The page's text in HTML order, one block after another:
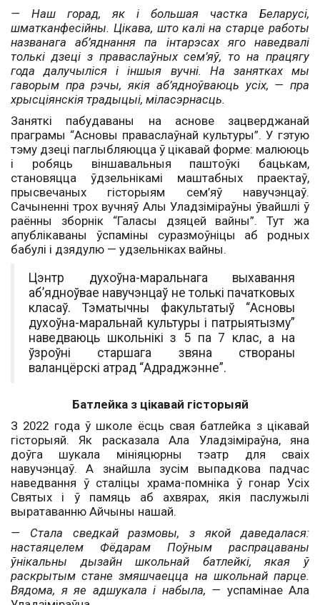
— Наш горад, як і большая частка Беларусі,
шматканфесійны. Цікава, што калі на старце работы
названага аб’яднання па інтарэсах яго наведвалі
толькі дзеці з праваслаўных сем’яў, то на працягу
года далучыліся і іншыя вучні. На занятках мы
гаворым пра рэчы, якія аб’ядноўваюць усіх, — пра
хрысціянскія традыцыі, міласэрнасць.
Заняткі пабудаваны на аснове зацверджанай
праграмы “Асновы праваслаўнай культуры”. У гэтую
тэму дзеці паглыбляюцца ў цікавай форме: малююць
і робяць віншавальныя паштоўкі бацькам,
становяцца ўдзельнікамі маштабных праектаў,
прысвечаных гісторыям сем’яў навучэнцаў.
Сачыненні трох вучняў Алы Ула­дзіміраўны ўвайшлі ў
раённы зборнік “Галасы дзяцей вайны”. Тут жа
апублікаваны ўспаміны суразмоўніцы аб родных
бабулі і дзядулю — удзельніках вайны.
Цэнтр духоўна-маральнага выхавання
аб’ядноўвае навучэнцаў не толькі пачатковых
класаў. Тэматычны факультатыў “Асновы
духоўна-маральнай культуры і патрыятызму”
наведваюць школьнікі з 5 па 7 клас, а на
ўзроўні старшага звяна створаны
валанцёрскі атрад “Адраджэнне”.
Батлейка з цікавай гісторыяй
З 2022 года ў школе ёсць свая батлейка з цікавай
гісторыяй. Як расказала Ала Уладзіміраўна, яна
доўга шукала мініяцюрны тэатр для сваіх
навучэнцаў. А знайшла зусім выпадкова падчас
наведвання ў сталіцы храма-помніка ў гонар Усіх
Святых і ў памяць аб ахвярах, якія паслужылі
выратаванню Айчыны нашай.
— Стала сведкай размовы, з якой даведалася:
настаяцелем Фёдарам Поўным распрацаваны
ўнікальны дызайн школьнай батлейкі, якая ў
раскрытым стане змяшчаецца на школьнай парце.
Вядома, я яе адшукала і набыла, — успамінае Ала